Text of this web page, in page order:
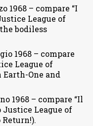
1968 – compare “I
League of
bodiless
1968 – compare
League of
One and
1968 – compare “Il
Justice League of